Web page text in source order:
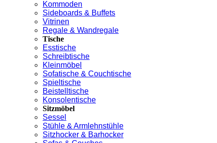
Kommoden
Sideboards & Buffets
Vitrinen
Regale & Wandregale
Tische
Esstische
Schreibtische
Kleinmöbel
Sofatische & Couchtische
Spieltische
Beistelltische
Konsolentische
Sitzmöbel
Sessel
Stühle & Armlehnstühle
Sitzhocker & Barhocker